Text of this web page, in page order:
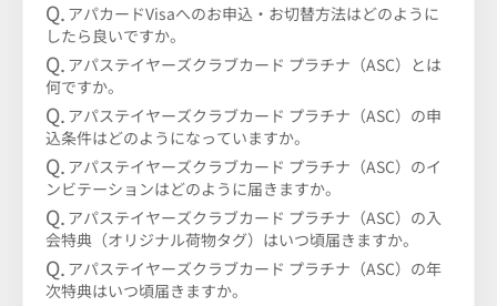
アパカードVisaへのお申込・お切替方法はどのように
したら良いですか。
アパステイヤーズクラブカード プラチナ（ASC）とは
何ですか。
アパステイヤーズクラブカード プラチナ（ASC）の申
込条件はどのようになっていますか。
アパステイヤーズクラブカード プラチナ（ASC）のイ
ンビテーションはどのように届きますか。
アパステイヤーズクラブカード プラチナ（ASC）の入
会特典（オリジナル荷物タグ）はいつ頃届きますか。
アパステイヤーズクラブカード プラチナ（ASC）の年
次特典はいつ頃届きますか。